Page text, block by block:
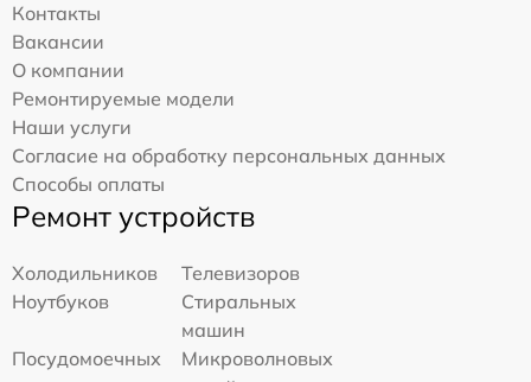
Контакты
Вакансии
О компании
Ремонтируемые модели
Наши услуги
Согласие на обработку персональных данных
Способы оплаты
Ремонт устройств
Холодильников
Телевизоров
Ноутбуков
Стиральных
машин
Посудомоечных
Микроволновых